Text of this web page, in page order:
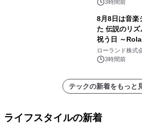
3時間前
8月8日は音楽
た 伝説のリ
祝う日 ～
を展示しての
催 英国ラジ
アーティスト
メーションを
ローランド株式
3時間前
テックの新着をもっと
ライフスタイルの新着